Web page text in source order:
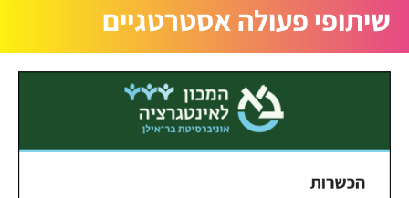
שיתופי פעולה אסטרטגיים